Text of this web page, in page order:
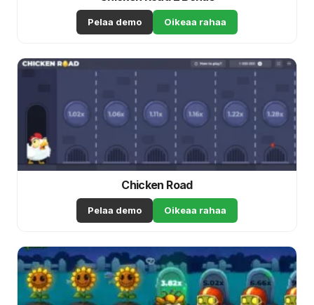
Pelaa demo Oikeaa rahaa
Chicken Road
Pelaa demo Oikeaa rahaa